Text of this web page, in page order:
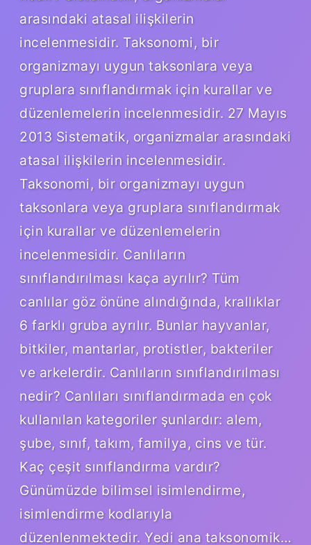
arasındaki atasal ilişkilerin
incelenmesidir. Taksonomi, bir
organizmayı uygun taksonlara veya
gruplara sınıflandırmak için kurallar ve
düzenlemelerin incelenmesidir. 27 Mayıs
2013 Sistematik, organizmalar arasındaki
atasal ilişkilerin incelenmesidir.
Taksonomi, bir organizmayı uygun
taksonlara veya gruplara sınıflandırmak
için kurallar ve düzenlemelerin
incelenmesidir. Canlıların
sınıflandırılması kaça ayrılır? Tüm
canlılar göz önüne alındığında, krallıklar
6 farklı gruba ayrılır. Bunlar hayvanlar,
bitkiler, mantarlar, protistler, bakteriler
ve arkelerdir. Canlıların sınıflandırılması
nedir? Canlıları sınıflandırmada en çok
kullanılan kategoriler şunlardır: alem,
şube, sınıf, takım, familya, cins ve tür.
Kaç çeşit sınıflandırma vardır?
Günümüzde bilimsel isimlendirme,
isimlendirme kodlarıyla
düzenlenmektedir. Yedi ana taksonomik…